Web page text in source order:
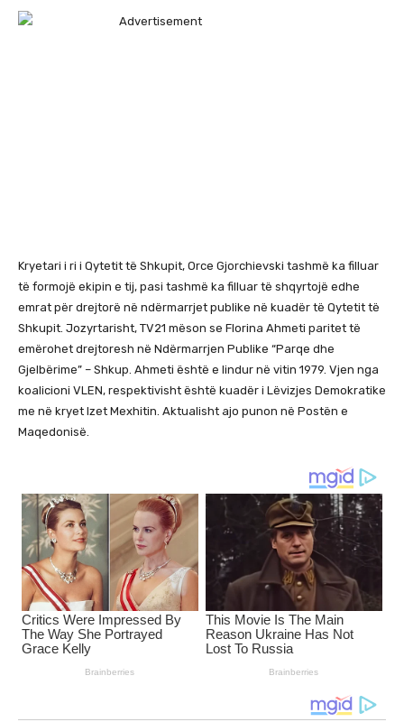
Kryetari i ri i Qytetit të Shkupit, Orce Gjorchievski tashmë ka filluar
të formojë ekipin e tij, pasi tashmë ka filluar të shqyrtojë edhe
emrat për drejtorë në ndërmarrjet publike në kuadër të Qytetit të
Shkupit. Jozyrtarisht, TV21 mëson se Florina Ahmeti paritet të
emërohet drejtoresh në Ndërmarrjen Publike “Parqe dhe
Gjelbërime” – Shkup. Ahmeti është e lindur në vitin 1979. Vjen nga
koalicioni VLEN, respektivisht është kuadër i Lëvizjes Demokratike
me në kryet Izet Mexhitin. Aktualisht ajo punon në Postën e
Maqedonisë.